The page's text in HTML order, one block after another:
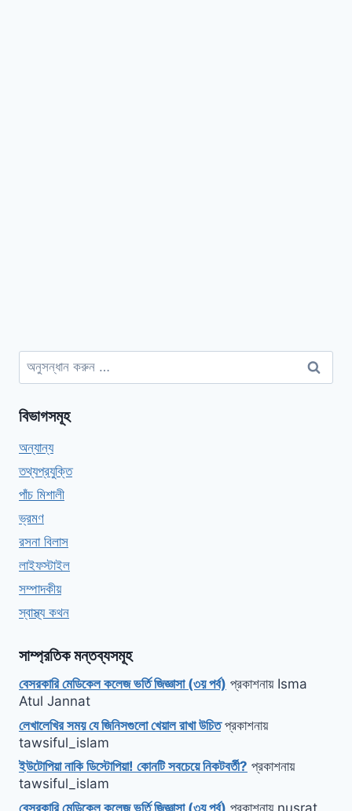
অনুসন্ধানঃ
বিভাগসমূহ
অন্যান্য
তথ্যপ্রযুক্তি
পাঁচ মিশালী
ভ্রমণ
রসনা বিলাস
লাইফস্টাইল
সম্পাদকীয়
স্বাস্থ্য কথন
সাম্প্রতিক মন্তব্যসমূহ
বেসরকারি মেডিকেল কলেজ ভর্তি জিজ্ঞাসা (৩য় পর্ব) প্রকাশনায় Isma
Atul Jannat
লেখালেখির সময় যে জিনিসগুলো খেয়াল রাখা উচিতপ্রকাশনায়
tawsiful_islam
ইউটোপিয়া নাকি ডিস্টোপিয়া! কোনটি সবচেয়ে নিকটবর্তী? প্রকাশনায়
tawsiful_islam
বেসরকারি মেডিকেল কলেজ ভর্তি জিজ্ঞাসা (৩য় পর্ব) প্রকাশনায় nusrat